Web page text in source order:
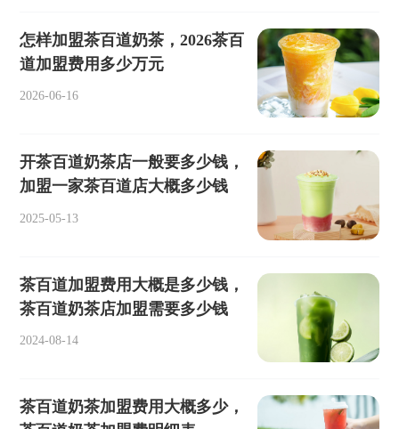
怎样加盟茶百道奶茶，2026茶百
道加盟费用多少万元
2026-06-16
开茶百道奶茶店一般要多少钱，
加盟一家茶百道店大概多少钱
2025-05-13
茶百道加盟费用大概是多少钱，
茶百道奶茶店加盟需要多少钱
2024-08-14
茶百道奶茶加盟费用大概多少，